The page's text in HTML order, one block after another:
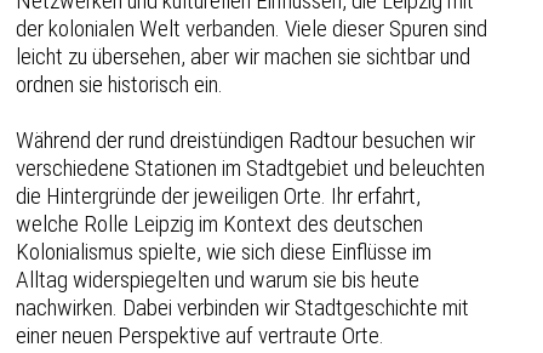
der kolonialen Welt verbanden. Viele dieser Spuren sind
leicht zu übersehen, aber wir machen sie sichtbar und
ordnen sie historisch ein.
Während der rund dreistündigen Radtour besuchen wir
verschiedene Stationen im Stadtgebiet und beleuchten
die Hintergründe der jeweiligen Orte. Ihr erfahrt,
welche Rolle Leipzig im Kontext des deutschen
Kolonialismus spielte, wie sich diese Einflüsse im
Alltag widerspiegelten und warum sie bis heute
nachwirken. Dabei verbinden wir Stadtgeschichte mit
einer neuen Perspektive auf vertraute Orte.